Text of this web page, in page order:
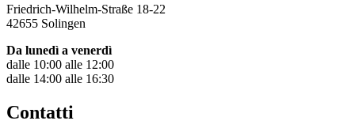
Friedrich-Wilhelm-Straße 18-22
42655 Solingen
Da lunedì a venerdì
dalle 10:00 alle 12:00
dalle 14:00 alle 16:30
Contatti